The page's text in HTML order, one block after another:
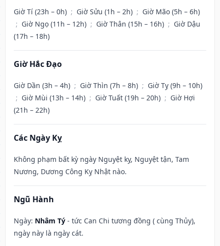
Giờ Tí (23h – 0h) ; Giờ Sửu (1h – 2h) ; Giờ Mão (5h – 6h)
; Giờ Ngọ (11h – 12h) ; Giờ Thân (15h – 16h) ; Giờ Dậu
(17h – 18h)
Giờ Hắc Đạo
Giờ Dần (3h – 4h) ; Giờ Thìn (7h – 8h) ; Giờ Tỵ (9h – 10h)
; Giờ Mùi (13h – 14h) ; Giờ Tuất (19h – 20h) ; Giờ Hợi
(21h – 22h)
Các Ngày Kỵ
Không phạm bất kỳ ngày Nguyệt kỵ, Nguyệt tận, Tam
Nương, Dương Công Kỵ Nhật nào.
Ngũ Hành
Ngày: Nhâm Tý - tức Can Chi tương đồng ( cùng Thủy),
ngày này là ngày cát.